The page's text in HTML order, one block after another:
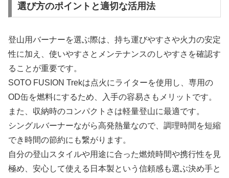
選び方のポイントと適切な活用法
登山用バーナーを選ぶ際は、持ち運びやすさや火力の安定
性に加え、使いやすさとメンテナンスのしやすさを確認す
ることが重要です。
SOTO FUSION Trekは点火にライターを使用し、専用の
OD缶を燃料にするため、入手の容易さもメリットです。
また、収納時のコンパクトさは軽量登山に最適です。
シングルバーナーながら高発熱量なので、調理時間を短縮
でき時間の節約にも繋がります。
自分の登山スタイルや用途に合った燃焼時間や携行性を見
極め、安心して使える日本製という信頼感も選ぶ決め手と